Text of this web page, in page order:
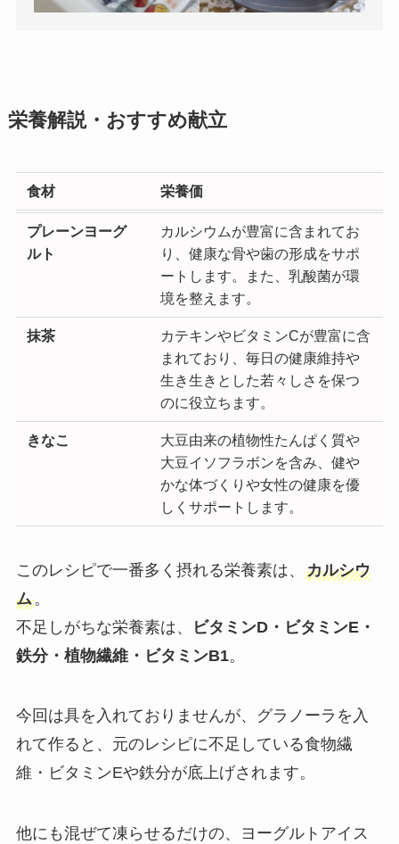
栄養解説・おすすめ献立
食材 栄養価
プレーンヨーグ
ルト
カルシウムが豊富に含まれてお
り、健康な骨や歯の形成をサポ
ートします。また、乳酸菌が環
境を整えます。
抹茶
カテキンやビタミンCが豊富に含
まれており、毎日の健康維持や
生き生きとした若々しさを保つ
のに役立ちます。
きなこ
大豆由来の植物性たんぱく質や
大豆イソフラボンを含み、健や
かな体づくりや女性の健康を優
しくサポートします。
このレシピで一番多く摂れる栄養素は、 カルシウ
ム。
不足しがちな栄養素は、
ビタミンD・ビタミンE・
鉄分・植物繊維・ビタミンB1。
今回は具を入れておりませんが、グラノーラを入
れて作ると、元のレシピに不足している食物繊
維・ビタミンEや鉄分が底上げされます。
他にも混ぜて凍らせるだけの、ヨーグルトアイス